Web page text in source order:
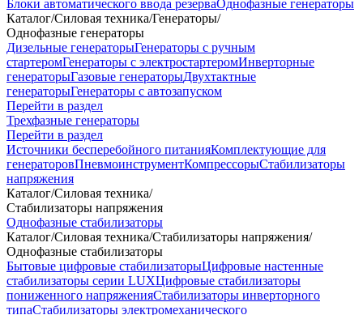
Блоки автоматического ввода резерваОднофазные генераторы
Каталог/Силовая техника/Генераторы/
Однофазные генераторы
Дизельные генераторыГенераторы с ручным
стартеромГенераторы с электростартеромИнверторные
генераторыГазовые генераторыДвухтактные
генераторыГенераторы с автозапуском
Перейти в раздел
Трехфазные генераторы
Перейти в раздел
Источники бесперебойного питанияКомплектующие для
генераторовПневмоинструментКомпрессорыСтабилизаторы
напряжения
Каталог/Силовая техника/
Стабилизаторы напряжения
Однофазные стабилизаторы
Каталог/Силовая техника/Стабилизаторы напряжения/
Однофазные стабилизаторы
Бытовые цифровые стабилизаторыЦифровые настенные
стабилизаторы серии LUXЦифровые стабилизаторы
пониженного напряженияСтабилизаторы инверторного
типаСтабилизаторы электромеханического